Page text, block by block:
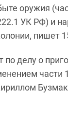
оружия
УК РФ) и
пишет
делу о